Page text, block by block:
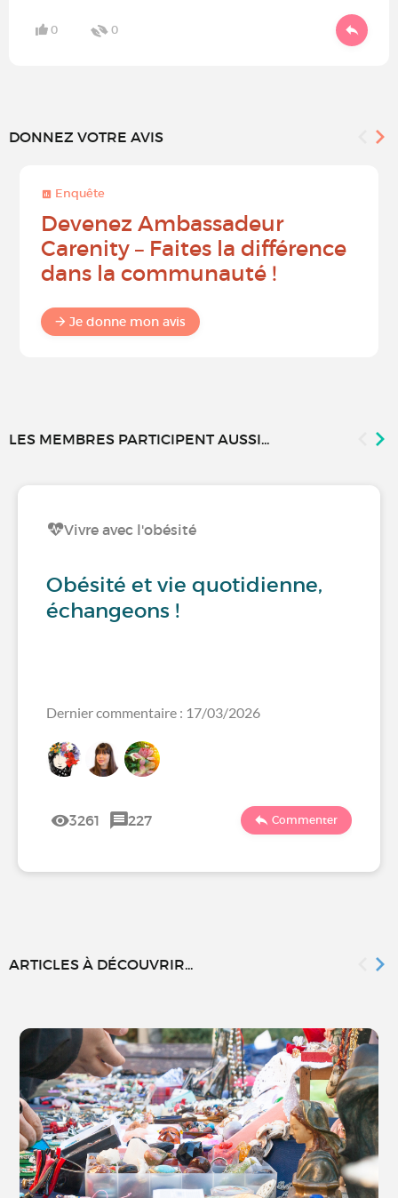
0 0
DONNEZ VOTRE AVIS
Enquête
Devenez Ambassadeur
Carenity – Faites la différence
dans la communauté !
Je donne mon avis
LES MEMBRES PARTICIPENT AUSSI...
Vivre avec l'obésité
Obésité et vie quotidienne,
échangeons !
Dernier commentaire : 17/03/2026
3261 227 Commenter
ARTICLES À DÉCOUVRIR...